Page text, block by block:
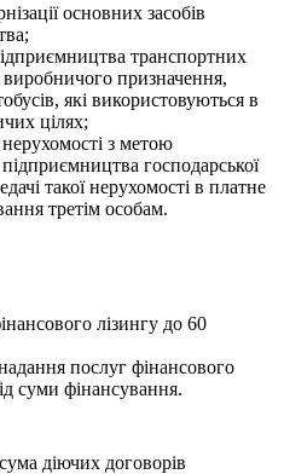
основних засобів
транспортних
виробничого призначення,
які використовуються в
цілях;
з метою
господарської
такої нерухомості в платне
третім особам.
лізингу до 60
послуг фінансового
суми фінансування.
діючих договорів